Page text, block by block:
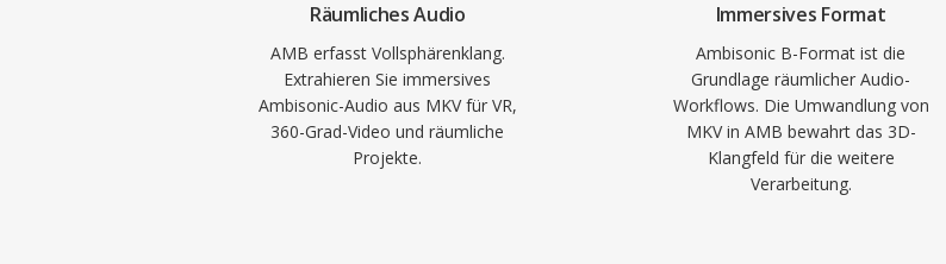
Räumliches Audio
AMB erfasst Vollsphärenklang.
Extrahieren Sie immersives
Ambisonic-Audio aus MKV für VR,
360-Grad-Video und räumliche
Projekte.
Immersives Format
Ambisonic B-Format ist die
Grundlage räumlicher Audio-
Workflows. Die Umwandlung von
MKV in AMB bewahrt das 3D-
Klangfeld für die weitere
Verarbeitung.